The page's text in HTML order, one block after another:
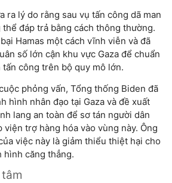
ra lý do rằng sau vụ tấn công dã man
thể đáp trả bằng cách thông thường.
Hamas một cách vĩnh viễn và đã
số lớn cận khu vực Gaza để chuẩn
công trên bộ quy mô lớn.
phỏng vấn, Tổng thống Biden đã
hình nhân đạo tại Gaza và đề xuất
lang an toàn để sơ tán người dân
viện trợ hàng hóa vào vùng này. Ông
việc này là giảm thiểu thiệt hại cho
căng thẳng.